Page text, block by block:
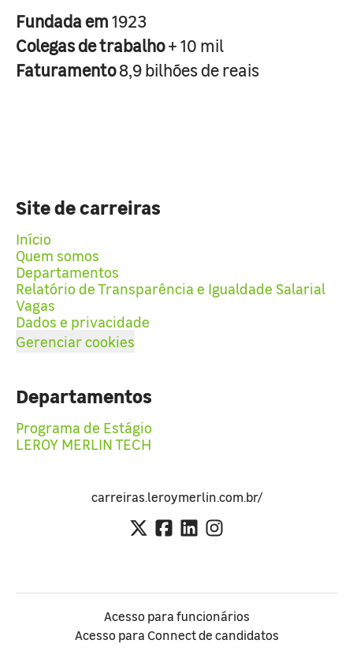
Fundada em1923
Colegas de trabalho+ 10 mil
Faturamento8,9 bilhões de reais
Site de carreiras
Início
Quem somos
Departamentos
Relatório de Transparência e Igualdade Salarial
Vagas
Dados e privacidade
Gerenciar cookies
Departamentos
Programa de Estágio
LEROY MERLIN TECH
carreiras.leroymerlin.com.br/
Acesso para funcionários
Acesso para Connect de candidatos